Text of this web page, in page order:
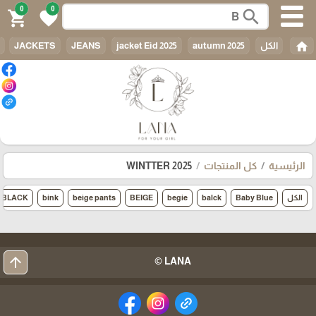
search
0
favorite
0
shopping_cart
home الكل JACKETS JEANS jacket Eid 2025 autumn 2025
الرئيسية كل المنتجات WINTTER 2025
الكل Baby Blue
balck
begie
BEIGE
beige pants
bink
BLACK
LANA ©
arrow_upward